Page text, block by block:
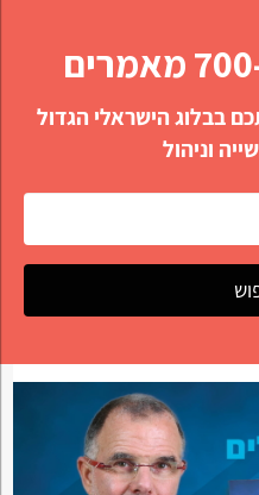
בבלוג הישראלי הגדול
וניהול